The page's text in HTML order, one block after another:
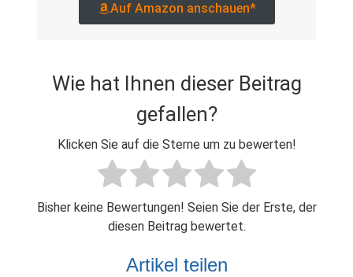
Auf Amazon anschauen*
Wie hat Ihnen dieser Beitrag
gefallen?
Klicken Sie auf die Sterne um zu bewerten!
Bisher keine Bewertungen! Seien Sie der Erste, der
diesen Beitrag bewertet.
Artikel teilen